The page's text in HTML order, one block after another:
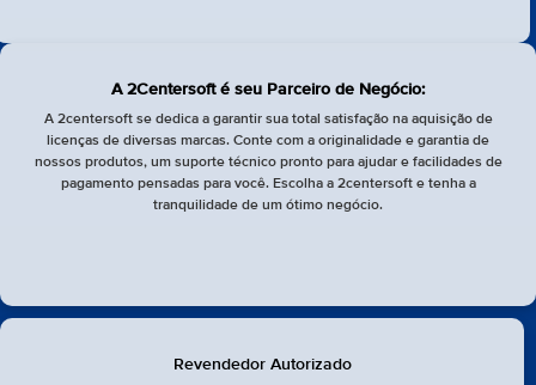
A 2Centersoft é seu Parceiro de Negócio:
A 2centersoft se dedica a garantir sua total satisfação na aquisição de
licenças de diversas marcas. Conte com a originalidade e garantia de
nossos produtos, um suporte técnico pronto para ajudar e facilidades de
pagamento pensadas para você. Escolha a 2centersoft e tenha a
tranquilidade de um ótimo negócio.
Revendedor Autorizado